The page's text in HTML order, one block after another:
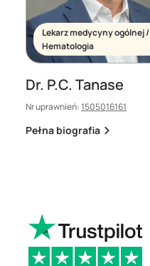
Lekarz medycyny ogólnej /
Hematologia
Dr. P.C. Tanase
Nr uprawnień:1505016161
Pełna biografia